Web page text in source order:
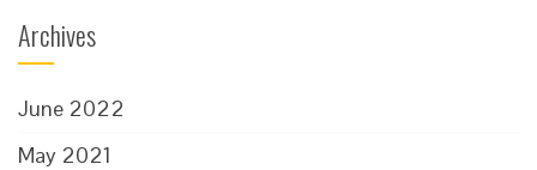
Archives
June 2022
May 2021